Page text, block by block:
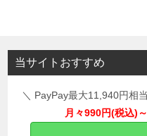
当サイトおすすめ
＼ PayPay最大11,940円相
月々990円(税込)～